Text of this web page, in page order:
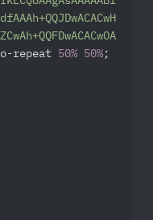
repeat 50% 50% ;